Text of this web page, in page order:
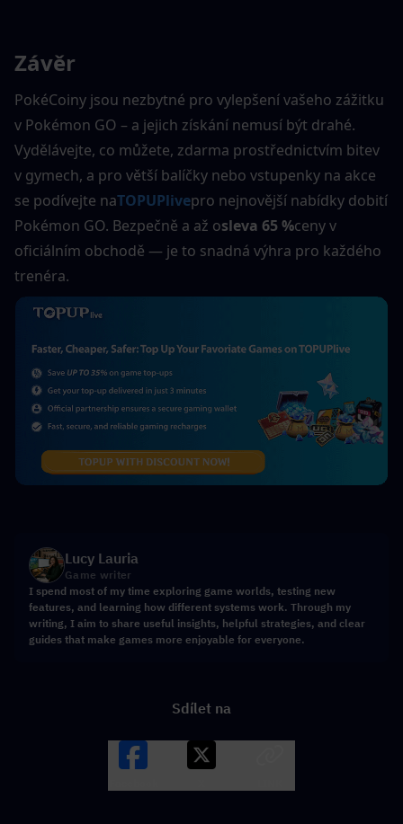
Závěr
PokéCoiny jsou nezbytné pro vylepšení vašeho zážitku
v Pokémon GO – a jejich získání nemusí být drahé.
Vydělávejte, co můžete, zdarma prostřednictvím bitev
v gymech, a pro větší balíčky nebo vstupenky na akce
se podívejte naTOPUPlivepro nejnovější nabídky dobití
Pokémon GO. Bezpečně a až osleva 65 %ceny v
oficiálním obchodě — je to snadná výhra pro každého
trenéra.
Lucy Lauria
Game writer
I spend most of my time exploring game worlds, testing new
features, and learning how different systems work. Through my
writing, I aim to share useful insights, helpful strategies, and clear
guides that make games more enjoyable for everyone.
Sdílet na